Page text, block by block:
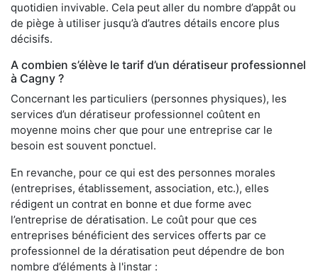
quotidien invivable. Cela peut aller du nombre d’appât ou
de piège à utiliser jusqu’à d’autres détails encore plus
décisifs.
A combien s’élève le tarif d’un dératiseur professionnel
à Cagny ?
Concernant les particuliers (personnes physiques), les
services d’un dératiseur professionnel coûtent en
moyenne moins cher que pour une entreprise car le
besoin est souvent ponctuel.
En revanche, pour ce qui est des personnes morales
(entreprises, établissement, association, etc.), elles
rédigent un contrat en bonne et due forme avec
l’entreprise de dératisation. Le coût pour que ces
entreprises bénéficient des services offerts par ce
professionnel de la dératisation peut dépendre de bon
nombre d’éléments à l'instar :